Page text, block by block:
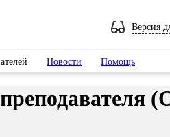
Версия
Новости Помощь